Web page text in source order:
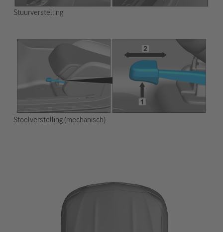
Stuurverstelling
Stoelverstelling (mechanisch)